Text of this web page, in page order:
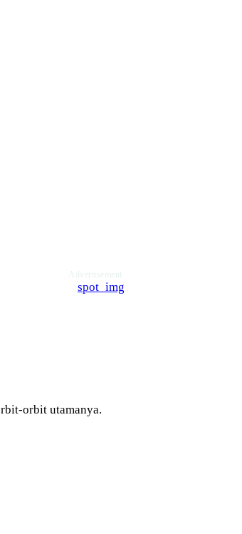
Advertisement
orbit utamanya.